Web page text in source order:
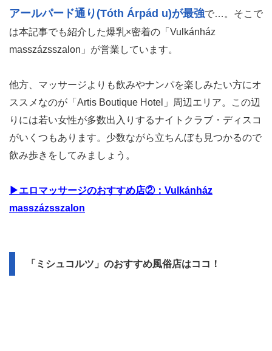
アールパード通り(Tóth Árpád u)が最強で…。そこで
は本記事でも紹介した爆乳×密着の「Vulkánház
masszázsszalon」が営業しています。
他方、マッサージよりも飲みやナンパを楽しみたい方にオ
ススメなのが「Artis Boutique Hotel」周辺エリア。この辺
りには若い女性が多数出入りするナイトクラブ・ディスコ
がいくつもあります。少数ながら立ちんぼも見つかるので
飲み歩きをしてみましょう。
▶エロマッサージのおすすめ店②：Vulkánház
masszázsszalon
「ミシュコルツ」のおすすめ風俗店はココ！